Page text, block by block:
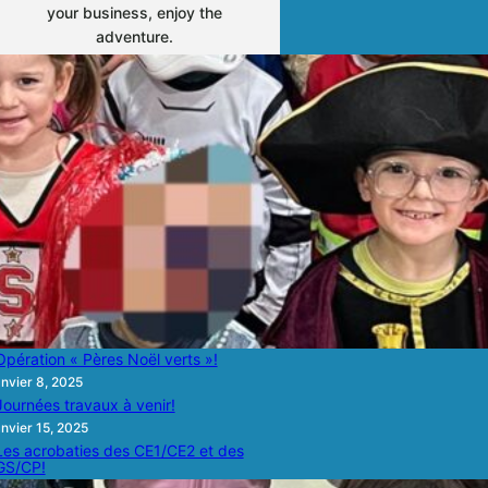
your business, enjoy the
adventure.
Must Read
COURSE ELA!
8, 2024
voile des CM!
8, 2024
« Pères Noël verts »!
8, 2025
travaux à venir!
15, 2025
acrobaties des CE1/CE2 et des
CP!